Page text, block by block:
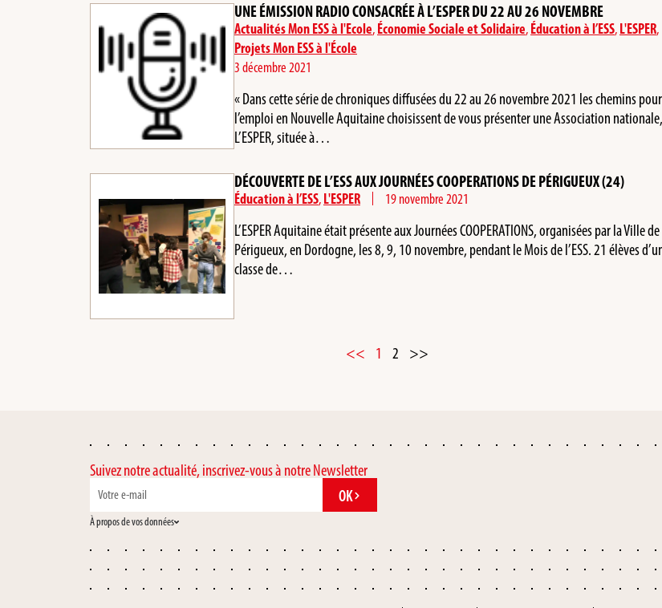
UNE ÉMISSION RADIO CONSACRÉE À L’ESPER DU 22 AU 26 NOVEMBRE
Actualités Mon ESS à l'Ecole,Économie Sociale et Solidaire,Éducation à l’ESS,L'ESPER,
Projets Mon ESS à l'École
3 décembre 2021
« Dans cette série de chroniques diffusées du 22 au 26 novembre 2021 les chemins pour
l’emploi en Nouvelle Aquitaine choisissent de vous présenter une Association nationale,
L’ESPER, située à…
DÉCOUVERTE DE L’ESS AUX JOURNÉES COOPERATIONS DE PÉRIGUEUX (24)
Éducation à l’ESS,L'ESPER 19 novembre 2021
L’ESPER Aquitaine était présente aux Journées COOPERATIONS, organisées par la Ville de
Périgueux, en Dordogne, les 8, 9, 10 novembre, pendant le Mois de l’ESS. 21 élèves
classe de…
<< 1 2 >>
Suivez notre actualité, inscrivez-vous à notre Newsletter
OK
À propos de vos données